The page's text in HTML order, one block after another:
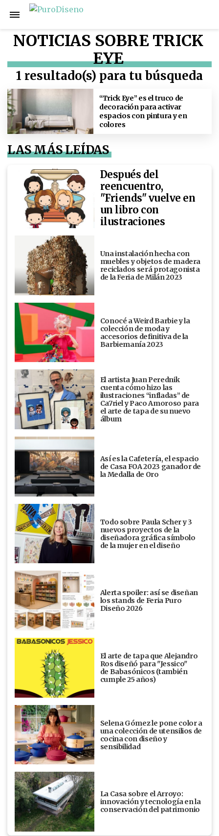
NOTICIAS SOBRE TRICK
EYE
1 resultado(s) para tu búsqueda
“Trick Eye” es el truco de
decoración para activar
espacios con pintura y en
colores
LAS MÁS LEÍDAS
Después del
reencuentro,
"Friends" vuelve en
un libro con
ilustraciones
Una instalación hecha con
muebles y objetos de madera
reciclados será protagonista
de la Feria de Milán 2023
Conocé a Weird Barbie y la
colección de moda y
accesorios definitiva de la
Barbiemanía 2023
El artista Juan Perednik
cuenta cómo hizo las
ilustraciones “infladas” de
Ca7riel y Paco Amoroso para
el arte de tapa de su nuevo
álbum
Así es la Cafetería, el espacio
de Casa FOA 2023 ganador de
la Medalla de Oro
Todo sobre Paula Scher y 3
nuevos proyectos de la
diseñadora gráfica símbolo
de la mujer en el diseño
Alerta spoiler: así se diseñan
los stands de Feria Puro
Diseño 2026
El arte de tapa que Alejandro
Ros diseñó para "Jessico"
de Babasónicos (también
cumple 25 años)
Selena Gómez le pone color a
una colección de utensilios de
cocina con diseño y
sensibilidad
La Casa sobre el Arroyo:
innovación y tecnología en la
conservación del patrimonio